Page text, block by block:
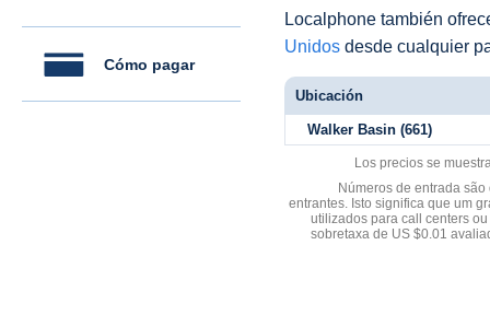
Cómo pagar
Localphone también
Unidos desde cualquier
Ubicación
Walker Basin (661)
Los precios se
Números de entrada
entrantes. Isto significa que um
utilizados para call centers
sobretaxa de US $0.01